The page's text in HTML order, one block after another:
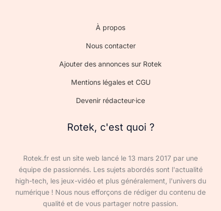
À propos
Nous contacter
Ajouter des annonces sur Rotek
Mentions légales et CGU
Devenir rédacteur·ice
Rotek, c'est quoi ?
Rotek.fr est un site web lancé le 13 mars 2017 par une
équipe de passionnés. Les sujets abordés sont l'actualité
high-tech, les jeux-vidéo et plus généralement, l'univers du
numérique ! Nous nous efforçons de rédiger du contenu de
qualité et de vous partager notre passion.